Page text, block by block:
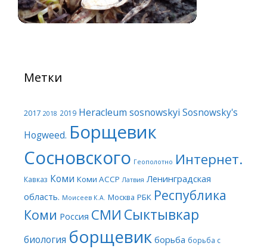
Метки
2017 2018 2019 Heracleum sosnowskyi Sosnowsky's
Hogweed. Борщевик
Сосновского Геополотно Интернет.
Кавказ Коми Коми АССР Латвия Ленинградская
область. Моисеев К.А. Москва РБК Республика
Коми Россия СМИ Сыктывкар
биология борщевик борьба борьба с